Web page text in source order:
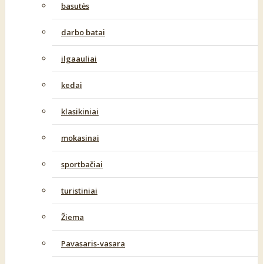
basutės
darbo batai
ilgaauliai
kedai
klasikiniai
mokasinai
sportbačiai
turistiniai
Žiema
Pavasaris-vasara